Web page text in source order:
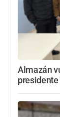
Almazán